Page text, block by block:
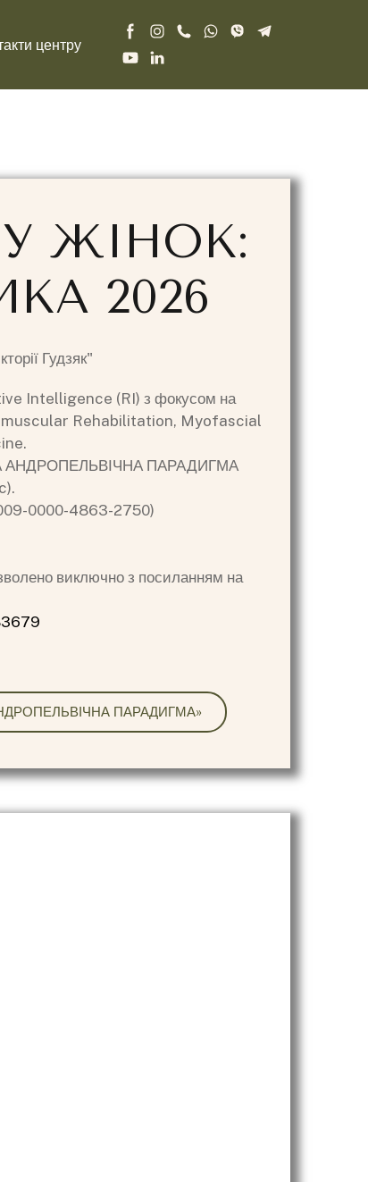
центру
ЖІНОК:
2026
Гудзяк"
Intelligence (RI) з фокусом на
Rehabilitation, Myofascial
АНДРОПЕЛЬВІЧНА ПАРАДИГМА
0000-4863-2750)
виключно з посиланням на
ПАРАДИГМА»